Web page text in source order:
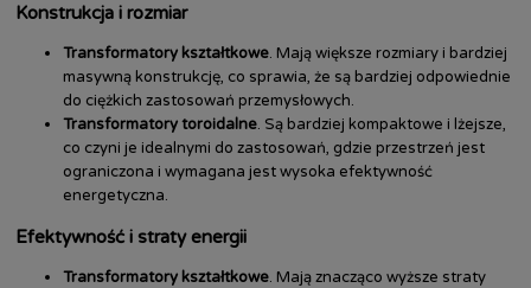
Konstrukcja i rozmiar
Transformatory kształtkowe. Mają większe rozmiary i bardziej
masywną konstrukcję, co sprawia, że są bardziej odpowiednie
do ciężkich zastosowań przemysłowych.
Transformatory toroidalne. Są bardziej kompaktowe i lżejsze,
co czyni je idealnymi do zastosowań, gdzie przestrzeń jest
ograniczona i wymagana jest wysoka efektywność
energetyczna.
Efektywność i straty energii
Transformatory kształtkowe. Mają znacząco wyższe straty